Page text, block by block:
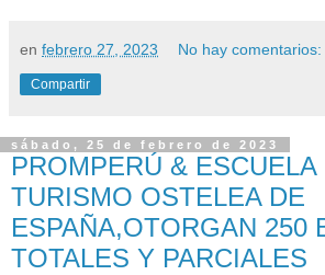
en febrero 27, 2023 No hay comentarios:
Compartir
sábado, 25 de febrero de 2023
PROMPERÚ & ESCUELA
TURISMO OSTELEA DE
ESPAÑA,OTORGAN 250
TOTALES Y PARCIALES